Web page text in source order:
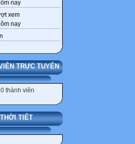
nay
xem
nay
TRỰC TUYẾN
thành viên
THỜI TIẾT